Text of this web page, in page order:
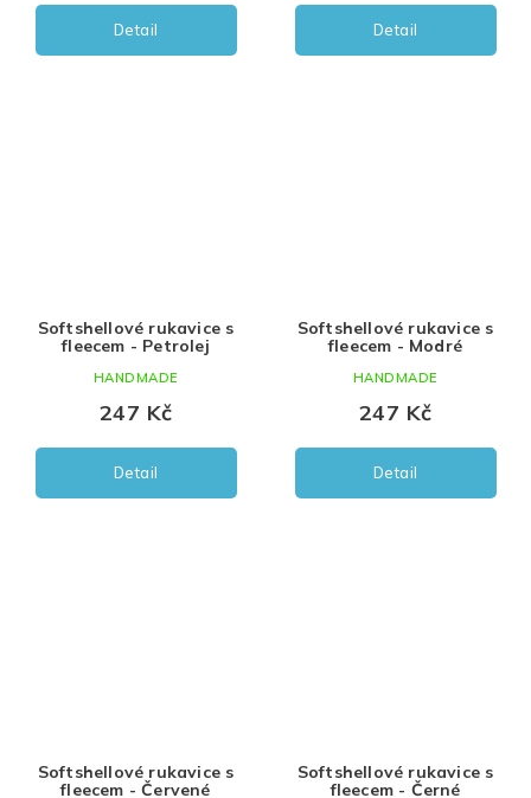
Detail Detail
Softshellové rukavice s
fleecem - Petrolej
247 Kč
Detail
HANDMADE
Softshellové rukavice s
fleecem - Modré
247 Kč
Detail
HANDMADE
Softshellové rukavice s
fleecem - Červené
Softshellové rukavice s
fleecem - Černé